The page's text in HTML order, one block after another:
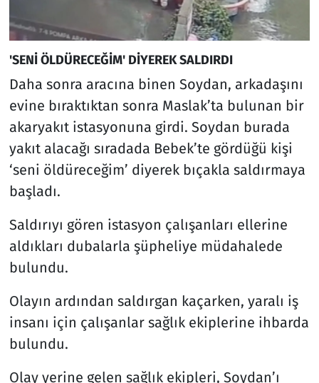
'SENİ ÖLDÜRECEĞİM' DİYEREK SALDIRDI
Daha sonra aracına binen Soydan, arkadaşını
evine bıraktıktan sonra Maslak’ta bulunan bir
akaryakıt istasyonuna girdi. Soydan burada
yakıt alacağı sıradada Bebek’te gördüğü kişi
‘seni öldüreceğim’ diyerek bıçakla saldırmaya
başladı.
Saldırıyı gören istasyon çalışanları ellerine
aldıkları dubalarla şüpheliye müdahalede
bulundu.
Olayın ardından saldırgan kaçarken, yaralı iş
insanı için çalışanlar sağlık ekiplerine ihbarda
bulundu.
Olay yerine gelen sağlık ekipleri, Soydan’ı